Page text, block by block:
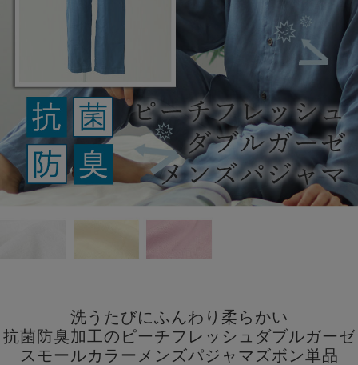
洗うたびにふんわり柔らかい
抗菌防臭加工のピーチフレッシュダブルガーゼ
スモールカラーメンズパジャマズボン単品